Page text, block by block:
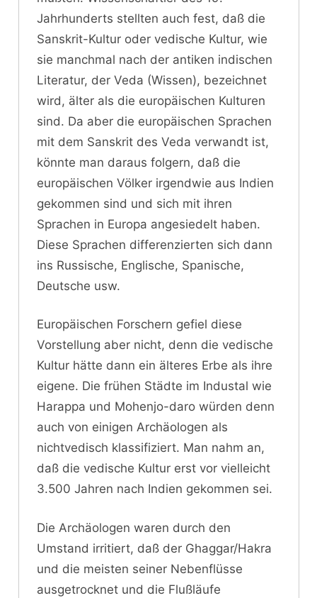
Jahrhunderts stellten auch fest, daß die
Sanskrit-Kultur oder vedische Kultur, wie
sie manchmal nach der antiken indischen
Literatur, der Veda (Wissen), bezeichnet
wird, älter als die europäischen Kulturen
sind. Da aber die europäischen Sprachen
mit dem Sanskrit des Veda verwandt ist,
könnte man daraus folgern, daß die
europäischen Völker irgendwie aus Indien
gekommen sind und sich mit ihren
Sprachen in Europa angesiedelt haben.
Diese Sprachen differenzierten sich dann
ins Russische, Englische, Spanische,
Deutsche usw.
Europäischen Forschern gefiel diese
Vorstellung aber nicht, denn die vedische
Kultur hätte dann ein älteres Erbe als ihre
eigene. Die frühen Städte im Industal wie
Harappa und Mohenjo-daro würden denn
auch von einigen Archäologen als
nichtvedisch klassifiziert. Man nahm an,
daß die vedische Kultur erst vor vielleicht
3.500 Jahren nach Indien gekommen sei.
Die Archäologen waren durch den
Umstand irritiert, daß der Ghaggar/Hakra
und die meisten seiner Nebenflüsse
ausgetrocknet und die Flußläufe